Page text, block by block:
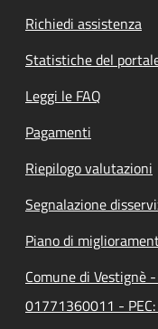
Richiedi assistenza
Statistiche del
Leggi le FAQ
Pagamenti
Riepilogo valutazioni
Segnalazione
Piano di
Comune di Vestignè
01771360011 -